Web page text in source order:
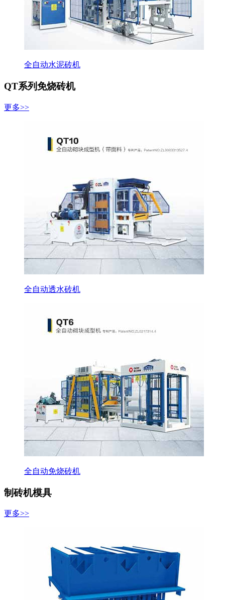
全自动水泥砖机
QT系列免烧砖机
更多>>
全自动透水砖机
全自动免烧砖机
制砖机模具
更多>>